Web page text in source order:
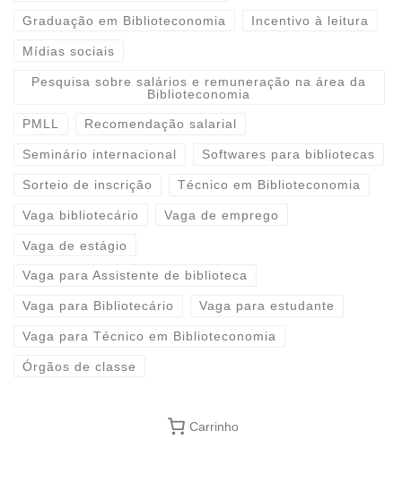
Graduação em Biblioteconomia Incentivo à leitura
Mídias sociais
Pesquisa sobre salários e remuneração na área da
Biblioteconomia
PMLL Recomendação salarial
Seminário internacional Softwares para bibliotecas
Sorteio de inscrição Técnico em Biblioteconomia
Vaga bibliotecário Vaga de emprego
Vaga de estágio
Vaga para Assistente de biblioteca
Vaga para Bibliotecário Vaga para estudante
Vaga para Técnico em Biblioteconomia
Órgãos de classe
Carrinho